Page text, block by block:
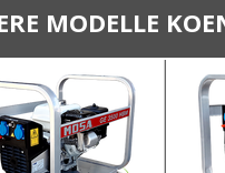
MODELLE